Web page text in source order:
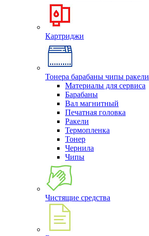
Картриджи
Тонера барабаны чипы ракели
Материалы для сервиса
Барабаны
Вал магнитный
Печатная головка
Ракели
Термопленка
Тонер
Чернила
Чипы
Чистящие средства